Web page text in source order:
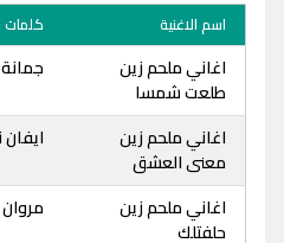
اسم الاغنية كلمات
اغاني ملحم زين
طلعت شمسا
اغاني ملحم زين
معنى العشق
اغاني ملحم زين
حلفتلك